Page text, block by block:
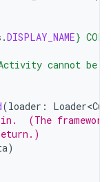
.DISPLAY_NAME}
cannot be
(loader :
in.  (The
)